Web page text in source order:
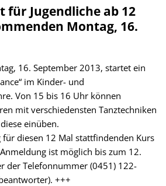
für Jugendliche ab 12
Montag, 16.
16. September 2013, startet ein
im Kinder- und
Von 15 bis 16 Uhr können
mit verschiedensten Tanztechniken
einüben.
diesen 12 Mal stattfindenden Kurs
ist möglich bis zum 12.
der Telefonnummer (0451) 122-
+++